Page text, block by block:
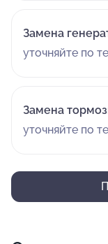
Замена
уточняйте по
Замена
уточняйте по